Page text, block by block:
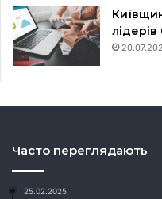
Часто переглядають
25.02.2025